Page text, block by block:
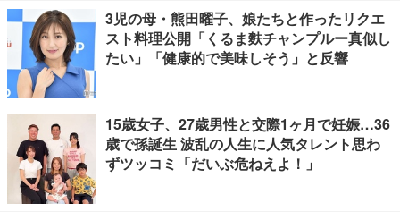
3児の母・熊田曜子、娘たちと作ったリクエ
スト料理公開「くるま麩チャンプルー真似し
たい」「健康的で美味しそう」と反響
15歳女子、27歳男性と交際1ヶ月で妊娠…36
歳で孫誕生 波乱の人生に人気タレント思わ
ずツッコミ「だいぶ危ねえよ！」